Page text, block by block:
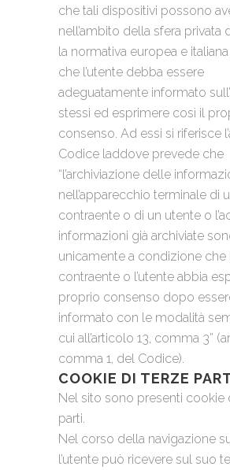
che tali dispositivi possono
nell’ambito della sfera privata
la normativa europea e
che l’utente debba essere
adeguatamente informato
stessi ed esprimere così il
consenso. Ad essi si riferisce
Codice laddove prevede che
“l’archiviazione delle
nell’apparecchio terminale di
contraente o di un utente o
informazioni già archiviate
unicamente a condizione che
contraente o l’utente abbia
proprio consenso dopo
informato con le modalità
cui all’articolo 13, comma 3”
comma 1, del Codice).
COOKIE DI TERZE
Nel sito sono presenti cookie
parti.
Nel corso della navigazione
l’utente può ricevere sul suo